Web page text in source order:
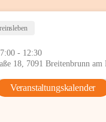
- 12:30
Veranstaltungskalender